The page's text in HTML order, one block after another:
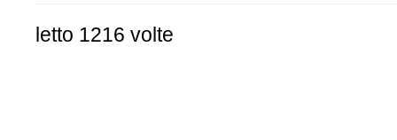
letto 1216 volte